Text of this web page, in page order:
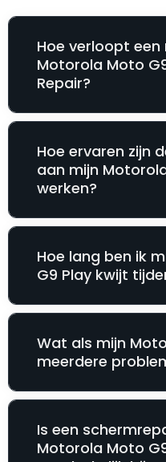
Hoe verloopt
Motorola Moto
Repair?
Hoe ervaren zijn
aan mijn
werken?
Hoe lang ben ik
G9 Play kwijt
Wat als mijn
meerdere
Is een
Motorola Moto